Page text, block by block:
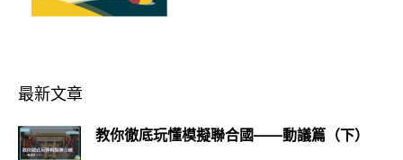
最新文章
教你徹底玩懂模擬聯合國——動議篇（下）